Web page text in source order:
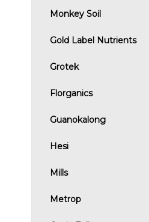
Monkey Soil
Gold Label Nutrients
Grotek
Florganics
Guanokalong
Hesi
Mills
Metrop